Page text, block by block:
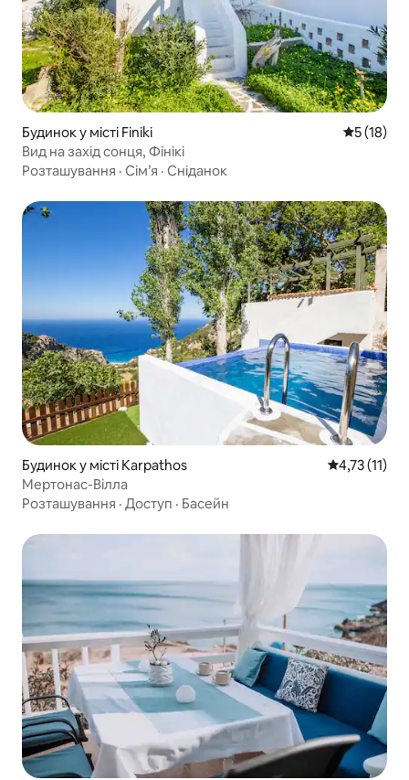
Будинок у місті Finiki Середня
5 (18)
Вид на захід сонця, Фінікі
Розташування · Сім’я · Сніданок
Будинок у місті Karpathos Середня
4,73 (11)
Мертонас-Вілла
Розташування · Доступ · Басейн